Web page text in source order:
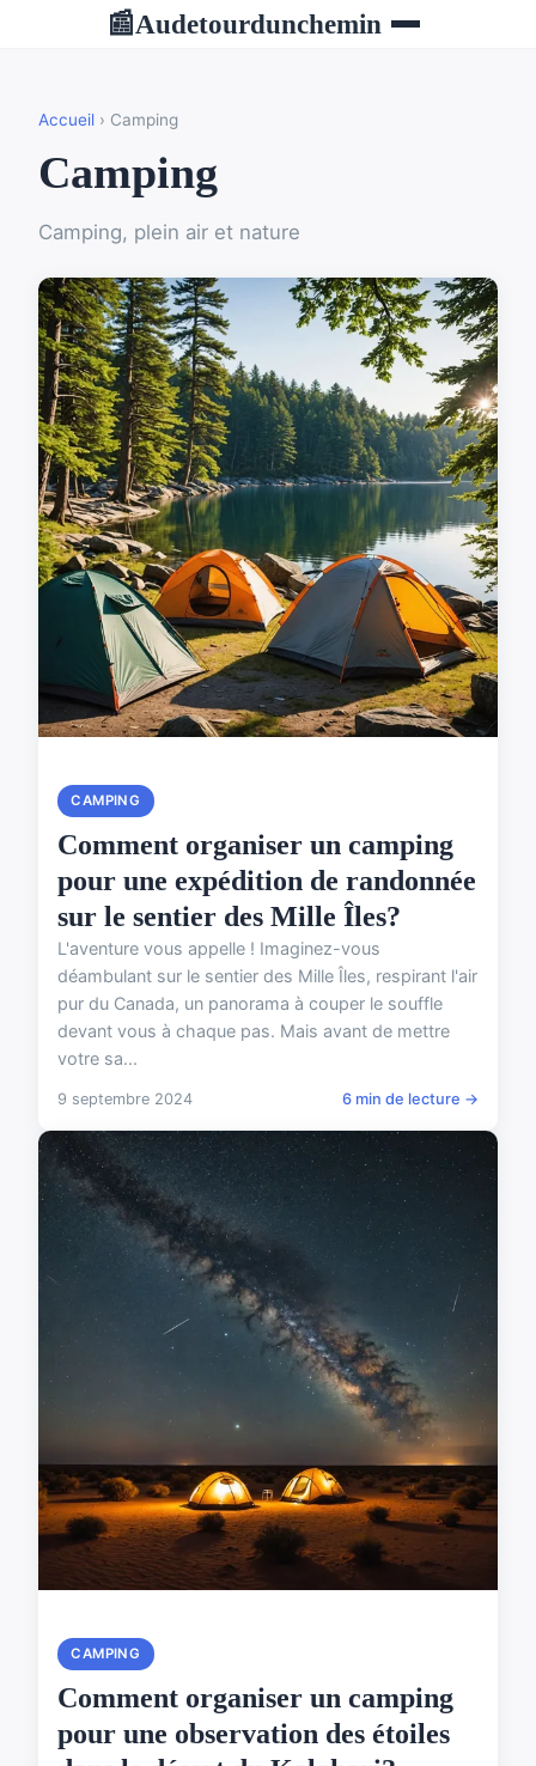
📰Audetourdunchemin
Accueil › Camping
Camping
Camping, plein air et nature
CAMPING
Comment organiser un camping
pour une expédition de randonnée
sur le sentier des Mille Îles?
L'aventure vous appelle ! Imaginez-vous
déambulant sur le sentier des Mille Îles, respirant l'air
pur du Canada, un panorama à couper le souffle
devant vous à chaque pas. Mais avant de mettre
votre sa...
9 septembre 2024 6 min de lecture →
CAMPING
Comment organiser un camping
pour une observation des étoiles